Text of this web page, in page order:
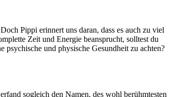
Pippi erinnert uns daran, dass es auch zu viel
Zeit und Energie beansprucht, solltest du
und physische Gesundheit zu achten?
sogleich den Namen, des wohl berühmtesten